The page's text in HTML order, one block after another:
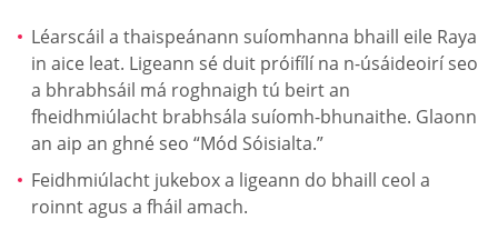
Léarscáil a thaispeánann suíomhanna bhaill eile Raya
in aice leat. Ligeann sé duit próifílí na n-úsáideoirí seo
a bhrabhsáil má roghnaigh tú beirt an
fheidhmiúlacht brabhsála suíomh-bhunaithe. Glaonn
an aip an ghné seo “Mód Sóisialta.”
Feidhmiúlacht jukebox a ligeann do bhaill ceol a
roinnt agus a fháil amach.